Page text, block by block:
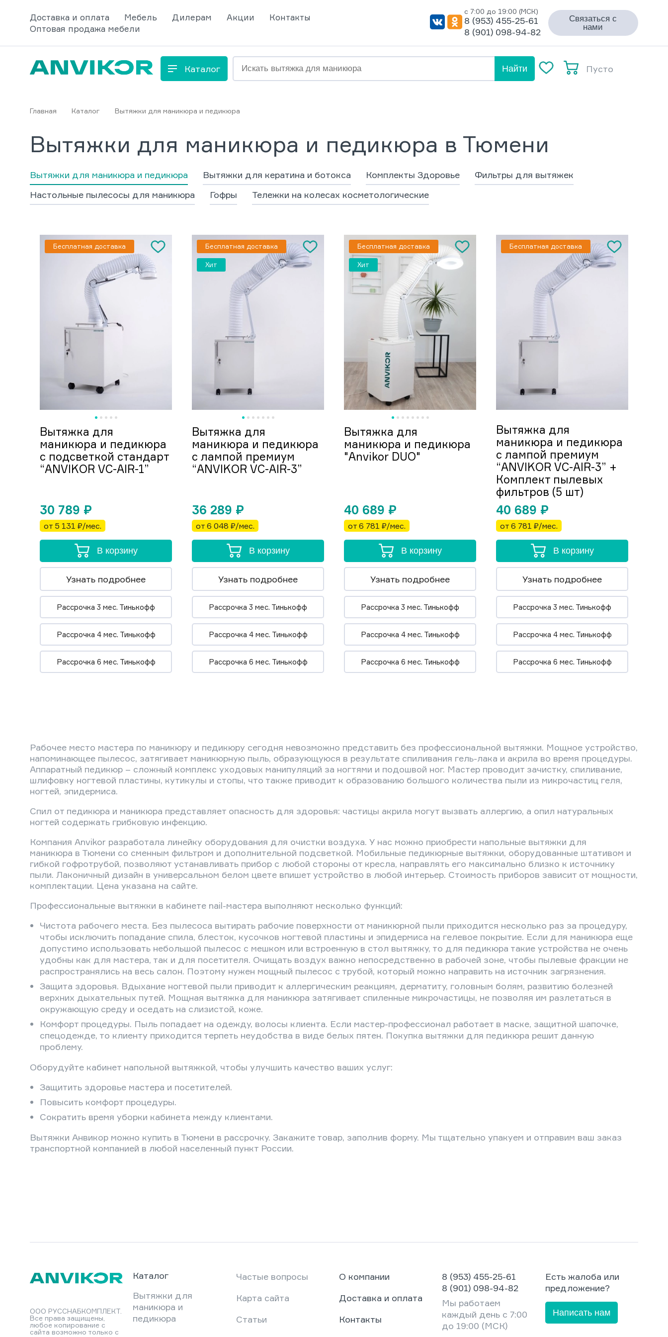
Доставка и оплата Мебель Дилерам Акции
Контакты
Оптовая продажа мебели
с 7:00 до 19:00 (МСК)
8 (953) 455-25-61
8 (901) 098-94-82
Связаться с
нами
Каталог Найти Пусто
Главная Каталог Вытяжки для маникюра и педикюра
Вытяжки для маникюра и педикюра в Тюмени
Вытяжки для маникюра и педикюра Вытяжки для кератина и ботокса Комплекты Здоровье
Фильтры для вытяжек
Настольные пылесосы для маникюра
Гофры Тележки на колесах косметологические
Бесплатная доставка
Вытяжка для
маникюра и педикюра
с подсветкой стандарт
“ANVIKOR VC-AIR-1”
30 789 ₽
от 5 131 ₽/мес.
В корзину
Узнать подробнее
Рассрочка 3 мес. Тинькофф
Рассрочка 4 мес. Тинькофф
Рассрочка 6 мес. Тинькофф
Бесплатная доставка
Хит
Вытяжка для
маникюра и педикюра
с лампой премиум
“ANVIKOR VC-AIR-3”
36 289 ₽
от 6 048 ₽/мес.
В корзину
Узнать подробнее
Рассрочка 3 мес. Тинькофф
Рассрочка 4 мес. Тинькофф
Рассрочка 6 мес. Тинькофф
Бесплатная доставка
Хит
Вытяжка для
маникюра и педикюра
"Anvikor DUO"
40 689 ₽
от 6 781 ₽/мес.
В корзину
Узнать подробнее
Рассрочка 3 мес. Тинькофф
Рассрочка 4 мес. Тинькофф
Рассрочка 6 мес. Тинькофф
Бесплатная доставка
Вытяжка для
маникюра и педикюра
с лампой премиум
“ANVIKOR VC-AIR-3” +
Комплект пылевых
фильтров (5 шт)
40 689 ₽
от 6 781 ₽/мес.
В корзину
Узнать подробнее
Рассрочка 3 мес. Тинькофф
Рассрочка 4 мес. Тинькофф
Рассрочка 6 мес. Тинькофф
Рабочее место мастера по маникюру и педикюру сегодня невозможно представить без профессиональной вытяжки. Мощное устройство,
напоминающее пылесос, затягивает маникюрную пыль, образующуюся в результате спиливания гель-лака и акрила во время процедуры.
Аппаратный педикюр – сложный комплекс уходовых манипуляций за ногтями и подошвой ног. Мастер проводит зачистку, спиливание,
шлифовку ногтевой пластины, кутикулы и стопы, что также приводит к образованию большого количества пыли из микрочастиц геля,
ногтей, эпидермиса.
Спил от педикюра и маникюра представляет опасность для здоровья: частицы акрила могут вызвать аллергию, а опил натуральных
ногтей содержать грибковую инфекцию.
Компания Anvikor разработала линейку оборудования для очистки воздуха. У нас можно приобрести напольные вытяжки для
маникюра в Тюмени со сменным фильтром и дополнительной подсветкой. Мобильные педикюрные вытяжки, оборудованные штативом и
гибкой гофротрубой, позволяют устанавливать прибор с любой стороны от кресла, направлять его максимально близко к источнику
пыли. Лаконичный дизайн в универсальном белом цвете впишет устройство в любой интерьер. Стоимость приборов зависит от мощности,
комплектации. Цена указана на сайте.
Профессиональные вытяжки в кабинете nail-мастера выполняют несколько функций:
Чистота рабочего места. Без пылесоса вытирать рабочие поверхности от маникюрной пыли приходится несколько раз за процедуру,
чтобы исключить попадание спила, блесток, кусочков ногтевой пластины и эпидермиса на гелевое покрытие. Если для маникюра еще
допустимо использовать небольшой пылесос с мешком или встроенную в стол вытяжку, то для педикюра такие устройства не очень
удобны как для мастера, так и для посетителя. Очищать воздух важно непосредственно в рабочей зоне, чтобы пылевые фракции не
распространялись на весь салон. Поэтому нужен мощный пылесос с трубой, который можно направить на источник загрязнения.
Защита здоровья. Вдыхание ногтевой пыли приводит к аллергическим реакциям, дерматиту, головным болям, развитию болезней
верхних дыхательных путей. Мощная вытяжка для маникюра затягивает спиленные микрочастицы, не позволяя им разлетаться в
окружающую среду и оседать на слизистой, коже.
Комфорт процедуры. Пыль попадает на одежду, волосы клиента. Если мастер-профессионал работает в маске, защитной шапочке,
спецодежде, то клиенту приходится терпеть неудобства в виде белых пятен. Покупка вытяжки для педикюра решит данную
проблему.
Оборудуйте кабинет напольной вытяжкой, чтобы улучшить качество ваших услуг:
Защитить здоровье мастера и посетителей.
Повысить комфорт процедуры.
Сократить время уборки кабинета между клиентами.
Вытяжки Анвикор можно купить в Тюмени в рассрочку. Закажите товар, заполнив форму. Мы тщательно упакуем и отправим ваш заказ
транспортной компанией в любой населенный пункт России.
ООО РУССНАБКОМПЛЕКТ.
Все права защищены,
любое копирование с
сайта возможно только с
Каталог
Вытяжки для
маникюра и
педикюра
Частые вопросы
Карта сайта
Статьи
О компании
Доставка и оплата
Контакты
8 (953) 455-25-61
8 (901) 098-94-82
Мы работаем
каждый день с 7:00
до 19:00 (МСК)
Есть жалоба или
предложение?
Написать нам